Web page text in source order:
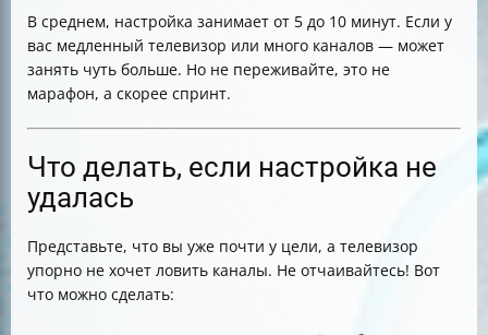
В среднем, настройка занимает от 5 до 10 минут. Если у
вас медленный телевизор или много каналов — может
занять чуть больше. Но не переживайте, это не
марафон, а скорее спринт.
Что делать, если настройка не
удалась
Представьте, что вы уже почти у цели, а телевизор
упорно не хочет ловить каналы. Не отчаивайтесь! Вот
что можно сделать: